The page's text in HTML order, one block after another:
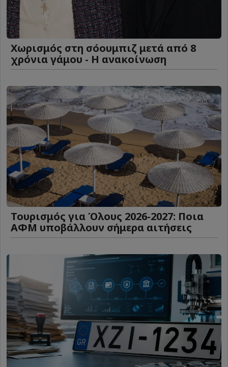
Χωρισμός στη σόουμπιζ μετά από 8
χρόνια γάμου - Η ανακοίνωση
Τουρισμός για Όλους 2026-2027: Ποια
ΑΦΜ υποβάλλουν σήμερα αιτήσεις